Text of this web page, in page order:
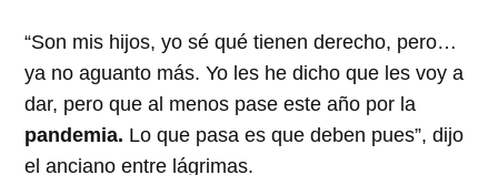
“Son mis hijos, yo sé qué tienen derecho, pero…
ya no aguanto más. Yo les he dicho que les voy a
dar, pero que al menos pase este año por la
pandemia. Lo que pasa es que deben pues”, dijo
el anciano entre lágrimas.